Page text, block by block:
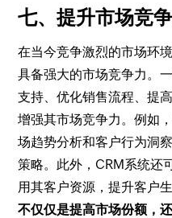
七、提升市场竞
在当今竞争激烈的市场环
具备强大的市场竞争力。
支持、优化销售流程、提
增强其市场竞争力。例如
场趋势分析和客户行为洞
策略。此外，CRM系统还
用其客户资源，提升客户
不仅仅是提高市场份额，